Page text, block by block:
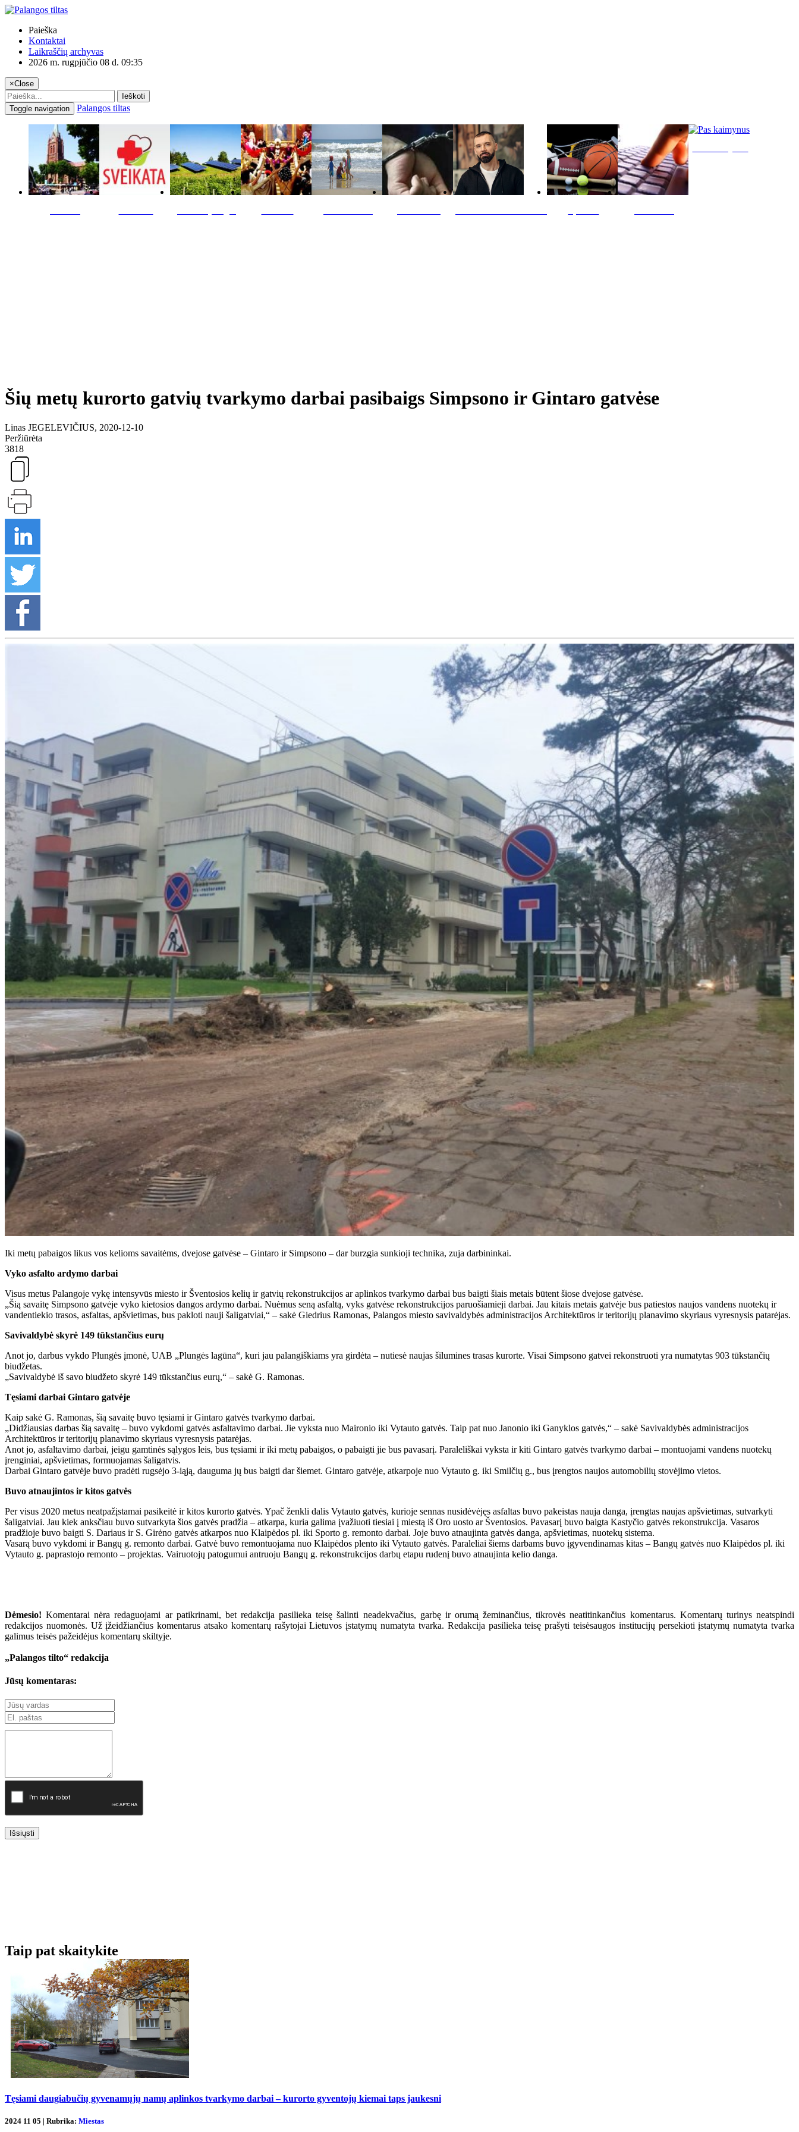
Paieška
Kontaktai
Laikraščių archyvas
2026 m. rugpjūčio 08 d. 09:35
×Close
Ieškoti
Toggle navigation
Palangos tiltas
Šių metų kurorto gatvių tvarkymo darbai pasibaigs Simpsono ir Gintaro gatvėse
Linas JEGELEVIČIUS, 2020-12-10
Peržiūrėta
3818
Iki metų pabaigos likus vos kelioms savaitėms, dvejose gatvėse – Gintaro ir Simpsono – dar burzgia sunkioji technika, zuja darbininkai.
Vyko asfalto ardymo darbai
Visus metus Palangoje vykę intensyvūs miesto ir Šventosios kelių ir gatvių rekonstrukcijos ar aplinkos tvarkymo darbai bus baigti šiais metais būtent šiose dvejose gatvėse.
„Šią savaitę Simpsono gatvėje vyko kietosios dangos ardymo darbai. Nuėmus seną asfaltą, vyks gatvėse rekonstrukcijos paruošiamieji darbai. Jau kitais metais gatvėje bus patiestos naujos vandens nuotekų ir
vandentiekio trasos, asfaltas, apšvietimas, bus pakloti nauji šaligatviai,“ – sakė Giedrius Ramonas, Palangos miesto savivaldybės administracijos Architektūros ir teritorijų planavimo skyriaus vyresnysis patarėjas.
Savivaldybė skyrė 149 tūkstančius eurų
Anot jo, darbus vykdo Plungės įmonė, UAB „Plungės lagūna“, kuri jau palangiškiams yra girdėta – nutiesė naujas šilumines trasas kurorte. Visai Simpsono gatvei rekonstruoti yra numatytas 903 tūkstančių
biudžetas.
„Savivaldybė iš savo biudžeto skyrė 149 tūkstančius eurų,“ – sakė G. Ramonas.
Tęsiami darbai Gintaro gatvėje
Kaip sakė G. Ramonas, šią savaitę buvo tęsiami ir Gintaro gatvės tvarkymo darbai.
„Didžiausias darbas šią savaitę – buvo vykdomi gatvės asfaltavimo darbai. Jie vyksta nuo Maironio iki Vytauto gatvės. Taip pat nuo Janonio iki Ganyklos gatvės,“ – sakė Savivaldybės administracijos
Architektūros ir teritorijų planavimo skyriaus vyresnysis patarėjas.
Anot jo, asfaltavimo darbai, jeigu gamtinės sąlygos leis, bus tęsiami ir iki metų pabaigos, o pabaigti jie bus pavasarį. Paraleliškai vyksta ir kiti Gintaro gatvės tvarkymo darbai – montuojami vandens nuotekų
įrenginiai, apšvietimas, formuojamas šaligatvis.
Darbai Gintaro gatvėje buvo pradėti rugsėjo 3-iąją, dauguma jų bus baigti dar šiemet. Gintaro gatvėje, atkarpoje nuo Vytauto g. iki Smilčių g., bus įrengtos naujos automobilių stovėjimo vietos.
Buvo atnaujintos ir kitos gatvės
Per visus 2020 metus neatpažįstamai pasikeitė ir kitos kurorto gatvės. Ypač ženkli dalis Vytauto gatvės, kurioje sennas nusidėvėjęs asfaltas buvo pakeistas nauja danga, įrengtas naujas apšvietimas, sutvarkyti
šaligatviai. Jau kiek anksčiau buvo sutvarkyta šios gatvės pradžia – atkarpa, kuria galima įvažiuoti tiesiai į miestą iš Oro uosto ar Šventosios. Pavasarį buvo baigta Kastyčio gatvės rekonstrukcija. Vasaros
pradžioje buvo baigti S. Dariaus ir S. Girėno gatvės atkarpos nuo Klaipėdos pl. iki Sporto g. remonto darbai. Joje buvo atnaujinta gatvės danga, apšvietimas, nuotekų sistema.
Vasarą buvo vykdomi ir Bangų g. remonto darbai. Gatvė buvo remontuojama nuo Klaipėdos plento iki Vytauto gatvės. Paraleliai šiems darbams buvo įgyvendinamas kitas – Bangų gatvės nuo Klaipėdos pl. iki
Vytauto g. paprastojo remonto – projektas. Vairuotojų patogumui antruoju Bangų g. rekonstrukcijos darbų etapu rudenį buvo atnaujinta kelio danga.
Dėmesio! Komentarai nėra redaguojami ar patikrinami, bet redakcija pasilieka teisę šalinti neadekvačius, garbę ir orumą žeminančius, tikrovės neatitinkančius komentarus. Komentarų turinys neatspindi
redakcijos nuomonės. Už įžeidžiančius komentarus atsako komentarų rašytojai Lietuvos įstatymų numatyta tvarka. Redakcija pasilieka teisę prašyti teisėsaugos institucijų persekioti įstatymų numatyta tvarka
galimus teisės pažeidėjus komentarų skiltyje.
„Palangos tilto“ redakcija
Jūsų komentaras:
Išsiųsti
Taip pat skaitykite
Tęsiami daugiabučių gyvenamųjų namų aplinkos tvarkymo darbai – kurorto gyventojų kiemai taps jaukesni
2024 11 05 | Rubrika: Miestas